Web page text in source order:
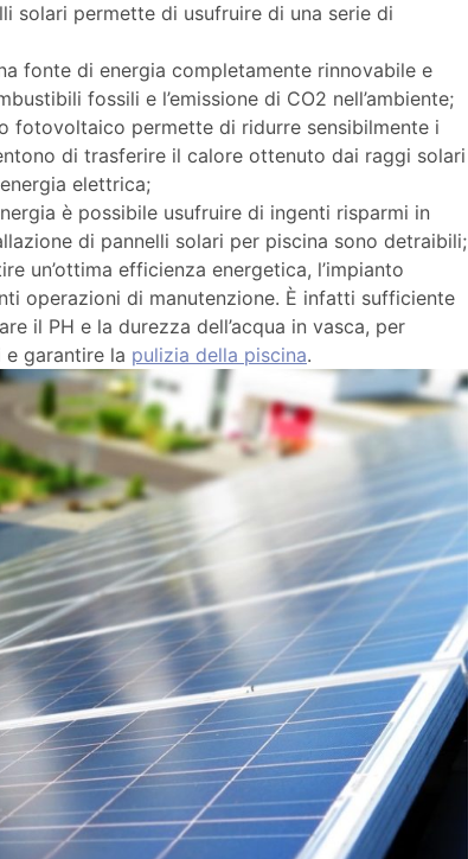
solari permette di usufruire di una serie di
fonte di energia completamente rinnovabile e
fossili e l’emissione di CO2 nell’ambiente;
fotovoltaico permette di ridurre sensibilmente i
di trasferire il calore ottenuto dai raggi solari
elettrica;
è possibile usufruire di ingenti risparmi in
di pannelli solari per piscina sono detraibili;
un’ottima efficienza energetica, l’impianto
operazioni di manutenzione. È infatti sufficiente
il PH e la durezza dell’acqua in vasca, per
garantire la pulizia della piscina.